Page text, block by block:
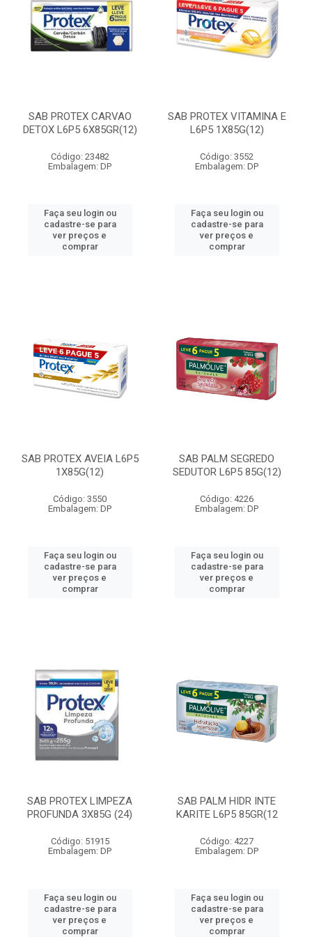
SAB PROTEX CARVAO
DETOX L6P5 6X85GR(12)
Código: 23482
Embalagem: DP
Faça seu login ou
cadastre-se para
ver preços e
comprar
SAB PROTEX VITAMINA E
L6P5 1X85G(12)
Código: 3552
Embalagem: DP
Faça seu login ou
cadastre-se para
ver preços e
comprar
SAB PROTEX AVEIA L6P5
1X85G(12)
Código: 3550
Embalagem: DP
Faça seu login ou
cadastre-se para
ver preços e
comprar
SAB PALM SEGREDO
SEDUTOR L6P5 85G(12)
Código: 4226
Embalagem: DP
Faça seu login ou
cadastre-se para
ver preços e
comprar
SAB PROTEX LIMPEZA
PROFUNDA 3X85G (24)
Código: 51915
Embalagem: DP
Faça seu login ou
cadastre-se para
ver preços e
comprar
SAB PALM HIDR INTE
KARITE L6P5 85GR(12
Código: 4227
Embalagem: DP
Faça seu login ou
cadastre-se para
ver preços e
comprar